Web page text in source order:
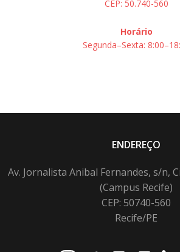
CEP: 50.740-560
Horário
Segunda–Sexta:
ENDEREÇO
Av. Jornalista Anibal Fernandes, s/n,
(Campus Recife)
CEP: 50740-560
Recife/PE